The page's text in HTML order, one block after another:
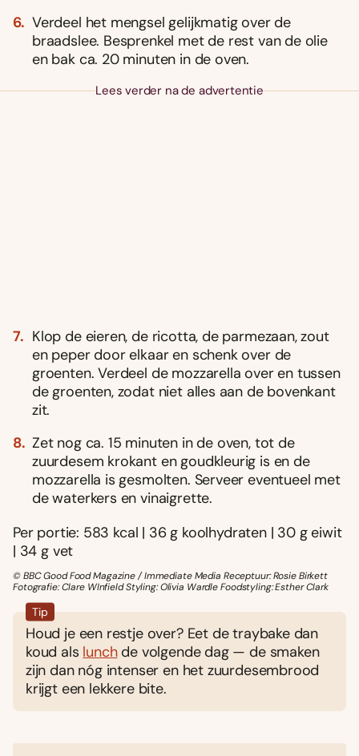
Ver­deel het mengsel gelijkmatig over de
braadslee. Besprenkel met de rest van de olie
en bak ca. 20 minuten in de oven.
Lees verder na de advertentie
Klop de eieren, de ricotta, de parmezaan, zout
en peper door elkaar en schenk over de
groenten. Verdeel de mozzarella over en tussen
de groenten, zodat niet alles aan de bovenkant
zit.
Zet nog ca. 15 minuten in de oven, tot de
zuurdesem krokant en goudkleurig is en de
mozzarella is gesmolten. Serveer eventueel met
de waterkers en vinaigrette.
Per portie: 583 kcal | 36 g koolhydraten | 30 g eiwit
| 34 g vet
© BBC Good Food Magazine / Immediate Media Receptuur: Rosie Birkett
Fotografie: Clare WInfield Styling: Olivia Wardle Foodstyling: Esther Clark
Tip
Houd je een restje over? Eet de traybake dan
koud als lunchde volgende dag — de smaken
zijn dan nóg intenser en het zuurdesembrood
krijgt een lekkere bite.